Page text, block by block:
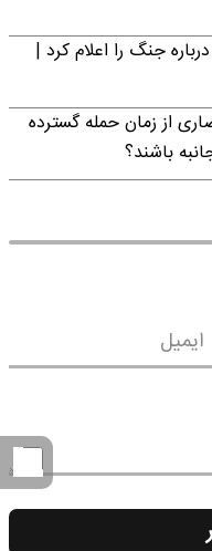
جنگ را اعلام کرد |
از زمان حمله گسترده
باشند؟
ایمیل